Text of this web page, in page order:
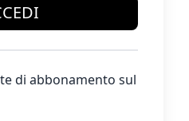
di abbonamento sul